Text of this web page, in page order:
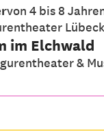
von 4 bis 8
Lübeck
im Elchwald
&